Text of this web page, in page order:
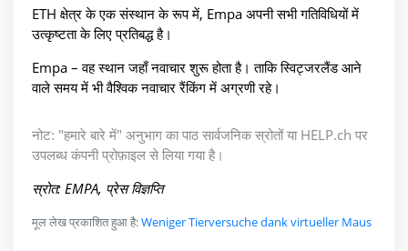
ETH क्षेत्र के एक संस्थान के रूप में, Empa अपनी सभी गतिविधियों में
उत्कृष्टता के लिए प्रतिबद्ध है।
Empa – वह स्थान जहाँ नवाचार शुरू होता है। ताकि स्विट्जरलैंड आने
वाले समय में भी वैश्विक नवाचार रैंकिंग में अग्रणी रहे।
नोट: "हमारे बारे में" अनुभाग का पाठ सार्वजनिक स्रोतों या HELP.ch पर
उपलब्ध कंपनी प्रोफ़ाइल से लिया गया है।
स्रोत: EMPA, प्रेस विज्ञप्ति
मूल लेख प्रकाशित हुआ है:Weniger Tierversuche dank virtueller Maus